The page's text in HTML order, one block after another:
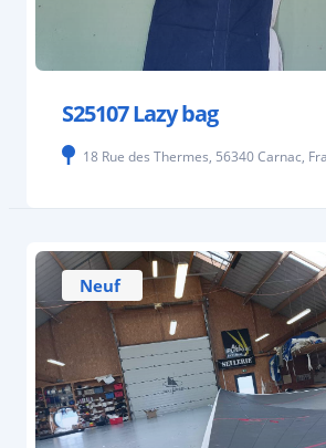
S25107 Lazy bag
18 Rue des Thermes, 56340 Carnac,
Neuf